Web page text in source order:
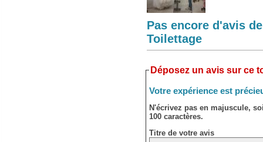
Pas encore d'avis
Toilettage
Déposez un avis sur ce
Votre expérience est
N'écrivez pas en majuscule,
100 caractères.
Titre de votre avis